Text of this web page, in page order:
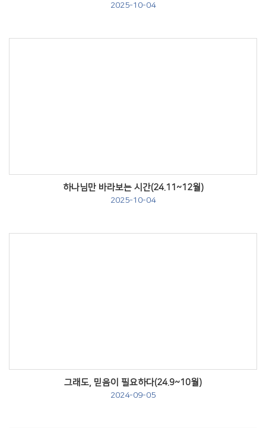
2025-10-04
하나님만 바라보는 시간(24.11~12월)
2025-10-04
그래도, 믿음이 필요하다(24.9~10월)
2024-09-05